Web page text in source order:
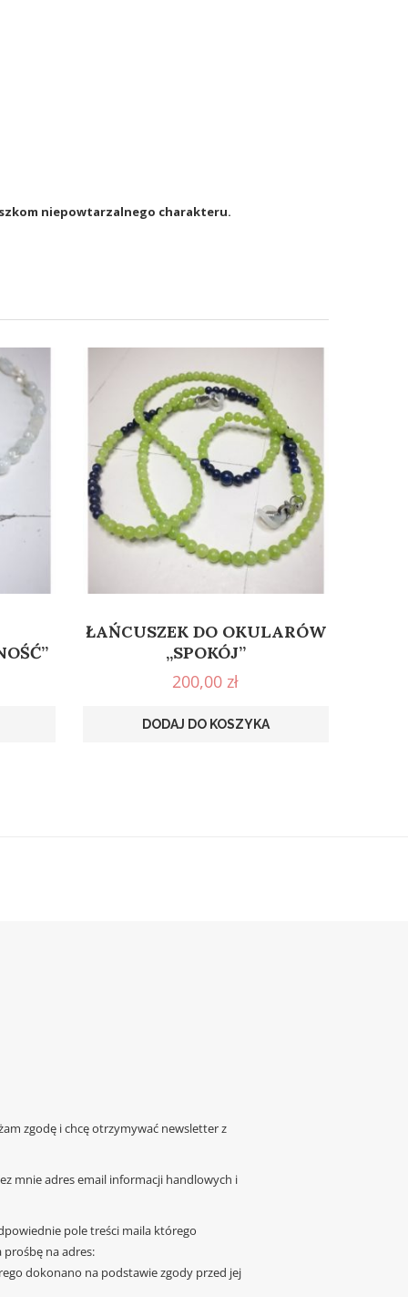
niepowtarzalnego charakteru.
ŁAŃCUSZEK DO OKULARÓW
„SPOKÓJ”
200,00zł
DODAJ DO KOSZYKA
zgodę i chcę otrzymywać newsletter z
mnie adres email informacji handlowych i
pole treści maila którego
prośbę na adres:
dokonano na podstawie zgody przed jej